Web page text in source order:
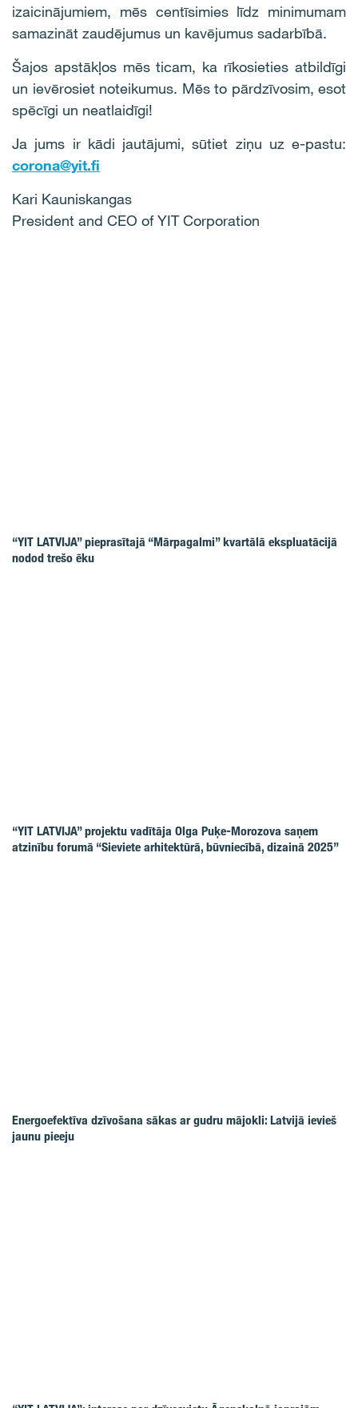
izaicinājumiem, mēs centīsimies līdz minimumam
samazināt zaudējumus un kavējumus sadarbībā.
Šajos apstākļos mēs ticam, ka rīkosieties atbildīgi
un ievērosiet noteikumus. Mēs to pārdzīvosim, esot
spēcīgi un neatlaidīgi!
Ja jums ir kādi jautājumi, sūtiet ziņu uz e-pastu:
corona@yit.fi
Kari Kauniskangas
President and CEO of YIT Corporation
“YIT LATVIJA” pieprasītajā “Mārpagalmi” kvartālā ekspluatācijā
nodod trešo ēku
“YIT LATVIJA” projektu vadītāja Olga Puķe-Morozova saņem
atzinību forumā “Sieviete arhitektūrā, būvniecībā, dizainā 2025”
Energoefektīva dzīvošana sākas ar gudru mājokli: Latvijā ievieš
jaunu pieeju